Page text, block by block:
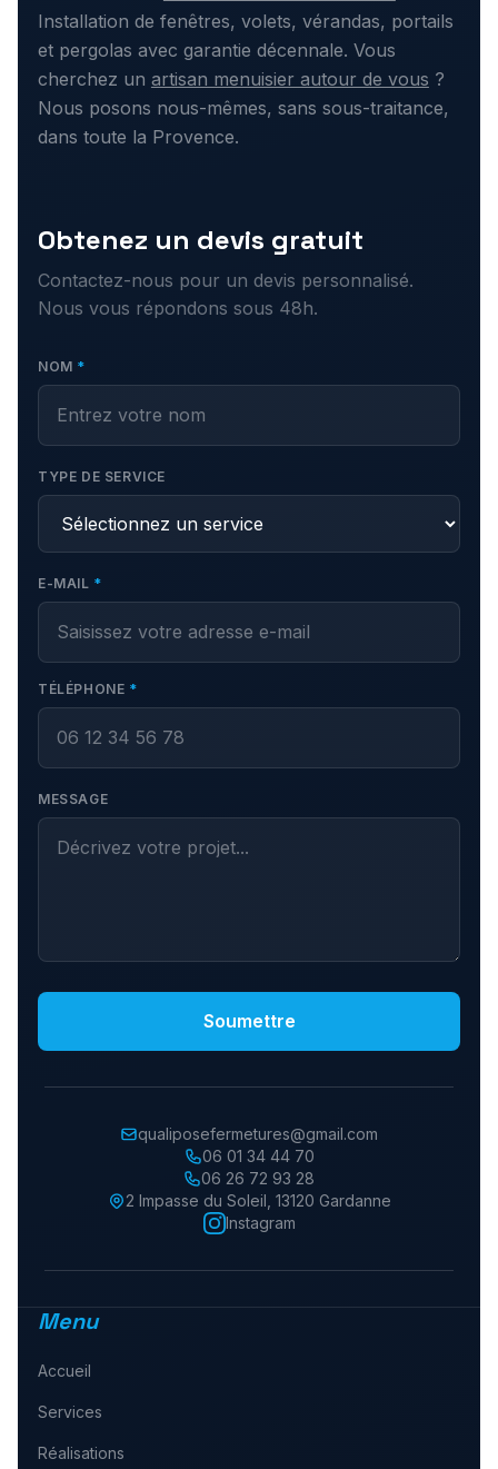
Installation de fenêtres, volets, vérandas, portails
et pergolas avec garantie décennale. Vous
cherchez un artisan menuisier autour de vous ?
Nous posons nous-mêmes, sans sous-traitance,
dans toute la Provence.
Obtenez un devis gratuit
Contactez-nous pour un devis personnalisé.
Nous vous répondons sous 48h.
NOM *
TYPE DE SERVICE
E-MAIL *
TÉLÉPHONE *
MESSAGE
Soumettre
qualiposefermetures@gmail.com
06 01 34 44 70
06 26 72 93 28
2 Impasse du Soleil 13120 Gardanne
Instagram
Menu
Accueil
Services
Réalisations